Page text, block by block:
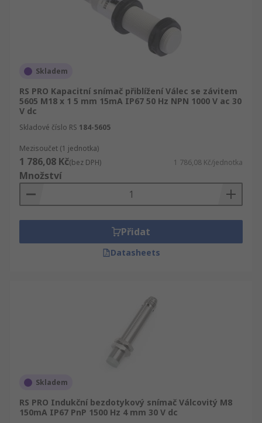
Skladem
RS PRO Kapacitní snímač přiblížení Válec se závitem
5605 M18 x 1 5 mm 15mA IP67 50 Hz NPN 1000 V ac 30
V dc
Skladové číslo RS 184-5605
Mezisoučet (1 jednotka)
1 786,08 Kč(bez DPH) 1 786,08 Kč/jednotka
Množství
Přidat
Datasheets
Skladem
RS PRO Indukční bezdotykový snímač Válcovitý M8
150mA IP67 PnP 1500 Hz 4 mm 30 V dc